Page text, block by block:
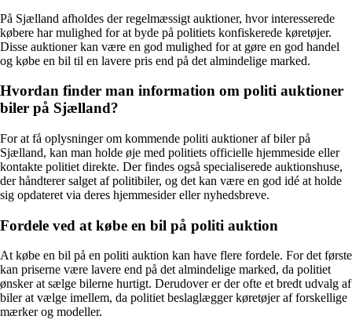
På Sjælland afholdes der regelmæssigt auktioner, hvor interesserede
købere har mulighed for at byde på politiets konfiskerede køretøjer.
Disse auktioner kan være en god mulighed for at gøre en god handel
og købe en bil til en lavere pris end på det almindelige marked.
Hvordan finder man information om politi auktioner
biler på Sjælland?
For at få oplysninger om kommende politi auktioner af biler på
Sjælland, kan man holde øje med politiets officielle hjemmeside eller
kontakte politiet direkte. Der findes også specialiserede auktionshuse,
der håndterer salget af politibiler, og det kan være en god idé at holde
sig opdateret via deres hjemmesider eller nyhedsbreve.
Fordele ved at købe en bil på politi auktion
At købe en bil på en politi auktion kan have flere fordele. For det første
kan priserne være lavere end på det almindelige marked, da politiet
ønsker at sælge bilerne hurtigt. Derudover er der ofte et bredt udvalg af
biler at vælge imellem, da politiet beslaglægger køretøjer af forskellige
mærker og modeller.